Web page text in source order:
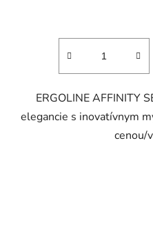
ERGOLINE AFFINITY
elegancie s inovatívnym
cenou/